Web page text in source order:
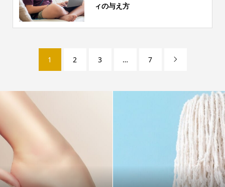
ィの与え方
1 2 3 … 7 